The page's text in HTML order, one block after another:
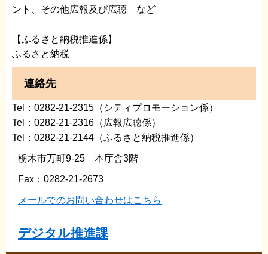
ント、その他広報及び広聴 など
【ふるさと納税推進係】
ふるさと納税
連絡先
Tel：0282-21-2315（シティプロモーション係）
Tel：0282-21-2316（広報広聴係）
Tel：0282-21-2144（ふるさと納税推進係）
栃木市万町9-25 本庁舎3階
Fax：0282-21-2673
メールでのお問い合わせはこちら
デジタル推進課